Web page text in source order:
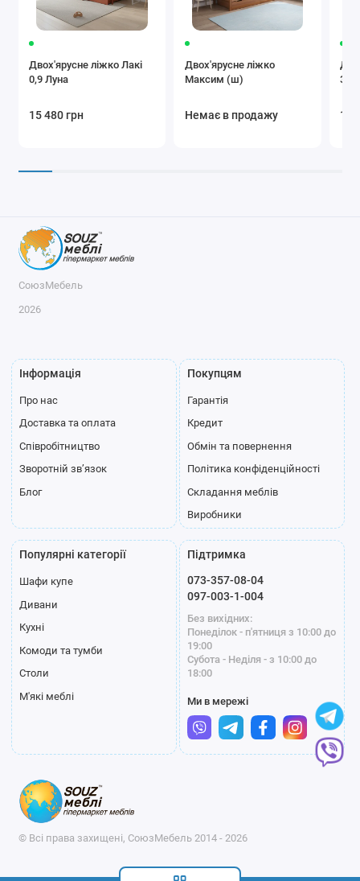
Двох'ярусне ліжко Лакі
0,9 Луна
15 480 грн
Двох'ярусне ліжко
Максим (ш)
Немає в продажу 17
СоюзМебель
2026
Інформація
Про нас
Доставка та оплата
Співробітництво
Зворотній зв’язок
Блог
Покупцям
Гарантія
Кредит
Обмін та повернення
Політика конфіденційності
Складання меблів
Виробники
Популярні категорії
Шафи купе
Дивани
Кухні
Комоди та тумби
Столи
М'які меблі
Підтримка
073-357-08-04
097-003-1-004
Без вихідних:
Понеділок - п'ятниця з 10:00 до
19:00
Субота - Неділя - з 10:00 до
18:00
Ми в мережі
© Всі права захищені, СоюзМебель 2014 - 2026